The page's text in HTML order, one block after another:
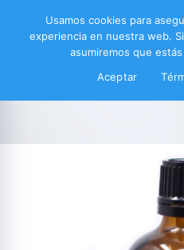
Usamos cookies para
experiencia en nuestra web.
asumiremos que
Aceptar